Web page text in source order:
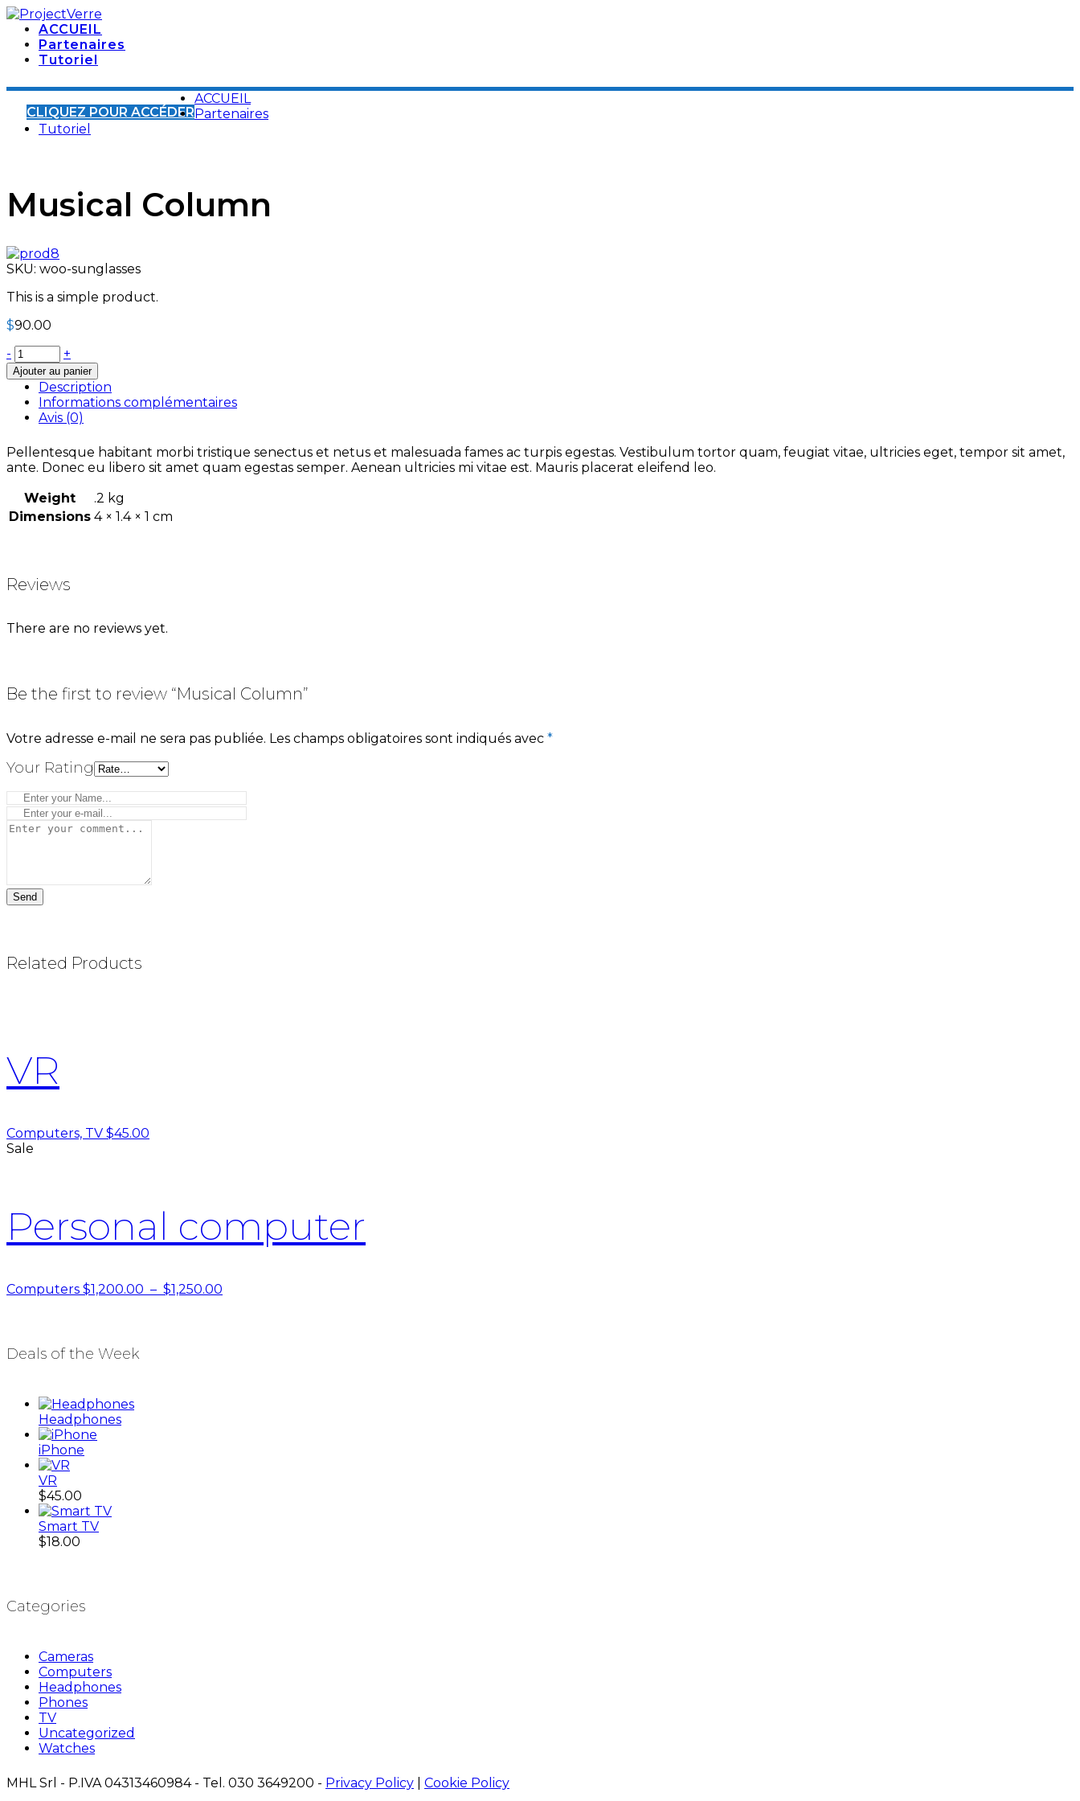
ACCUEIL
Partenaires
Tutoriel
CLIQUEZ POUR ACCÉDER
ACCUEIL
Partenaires
Tutoriel
Musical Column
SKU: woo-sunglasses
This is a simple product.
$90.00
-
+
Ajouter au panier
Description
Informations complémentaires
Avis (0)
Pellentesque habitant morbi tristique senectus et netus et malesuada fames ac turpis egestas. Vestibulum tortor quam, feugiat vitae, ultricies eget, tempor sit amet,
ante. Donec eu libero sit amet quam egestas semper. Aenean ultricies mi vitae est. Mauris placerat eleifend leo.
Weight
.2 kg
Dimensions 4 × 1.4 × 1 cm
Reviews
There are no reviews yet.
Be the first to review “Musical Column”
Votre adresse e-mail ne sera pas publiée. Les champs obligatoires sont indiqués avec *
Your Rating
Related Products
VR
Computers, TV $45.00
Sale
Personal computer
Computers $1,200.00 – $1,250.00
Deals of the Week
Headphones
iPhone
VR
$45.00
Smart TV
$18.00
Categories
Cameras
Computers
Headphones
Phones
TV
Uncategorized
Watches
MHL Srl - P.IVA 04313460984 - Tel. 030 3649200 - Privacy Policy Cookie Policy